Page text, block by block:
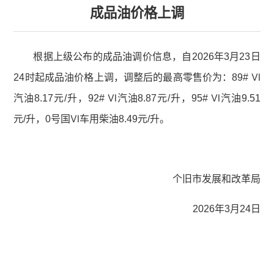
成品油价格上调
根据上级公布的成品油调价信息，自2026年3月23日
24时起成品油价格上调，调整后的最高零售价为：89# Ⅵ
汽油8.17元/升，92# Ⅵ汽油8.87元/升，95# Ⅵ汽油9.51
元/升，0号国Ⅵ车用柴油8.49元/升。
个旧市发展和改革局
2026年3月24日